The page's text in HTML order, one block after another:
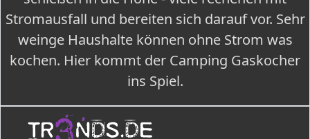
Stromausfall und bereiten sich darauf vor. Sehr
weinge Haushalte können ohne Strom was
kochen. Hier kommt der Camping Gaskocher
ins Spiel.